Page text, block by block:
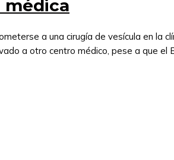
a una cirugía de vesícula en la
a otro centro médico, pese a que el